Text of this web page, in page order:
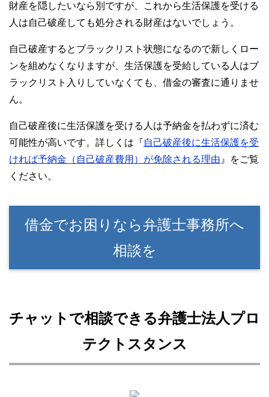
財産を隠したいなら別ですが、これから生活保護を受ける
人は自己破産しても処分される財産はないでしょう。
自己破産するとブラックリスト状態になるので新しくロー
ンを組めなくなりますが、生活保護を受給している人はブ
ラックリスト入りしていなくても、借金の審査に通りませ
ん。
自己破産後に生活保護を受ける人は予納金を払わずに済む
可能性が高いです。詳しくは『自己破産後に生活保護を受
ければ予納金（自己破産費用）が免除される理由 』をご覧
ください。
借金でお困りなら弁護士事務所へ
相談を
チャットで相談できる弁護士法人プロ
テクトスタンス